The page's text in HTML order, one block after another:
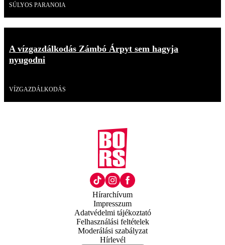
SÚLYOS PARANOIA
A vízgazdálkodás Zámbó Árpyt sem hagyja
nyugodni
VÍZGAZDÁLKODÁS
Hírarchívum
Impresszum
Adatvédelmi tájékoztató
Felhasználási feltételek
Moderálási szabályzat
Hírlevél